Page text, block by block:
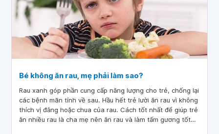
Bé không ăn rau, mẹ phải làm sao?
Rau xanh góp phần cung cấp năng lượng cho trẻ, chống lại
các bệnh mãn tính về sau. Hầu hết trẻ lười ăn rau vì không
thích vị đắng hoặc chua của rau. Cách tốt nhất để giúp trẻ
ăn nhiều rau là cha mẹ nên ăn rau và làm tấm gương tốt